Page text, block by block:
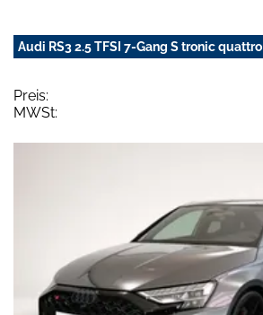
Audi RS3 2.5 TFSI 7-Gang S tronic quattro
Preis:
MWSt: